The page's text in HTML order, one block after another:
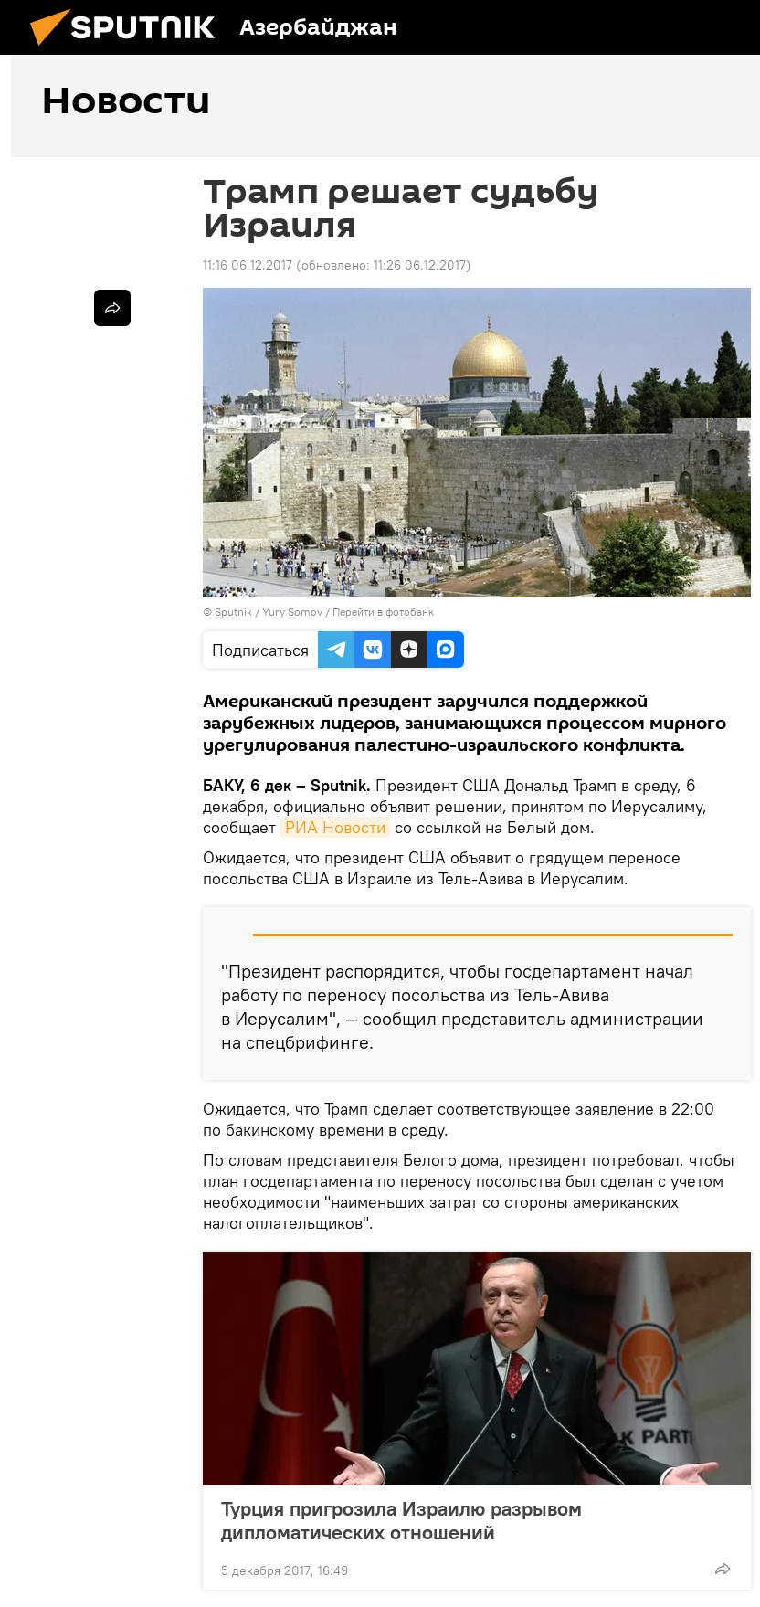
Азербайджан
Новости
Трамп решает судьбу
Израиля
11:16 06.12.2017 (обновлено: 11:26 06.12.2017)
© Sputnik / Yury Somov / Перейти в фотобанк
Подписаться
Американский президент заручился поддержкой
зарубежных лидеров, занимающихся процессом мирного
урегулирования палестино-израильского конфликта.
БАКУ, 6 дек – Sputnik. Президент США Дональд Трамп в среду, 6
декабря, официально объявит решении, принятом по Иерусалиму,
сообщает РИА Новости со ссылкой на Белый дом.
Ожидается, что президент США объявит о грядущем переносе
посольства США в Израиле из Тель-Авива в Иерусалим.
"Президент распорядится, чтобы госдепартамент начал
работу по переносу посольства из Тель-Авива
в Иерусалим", — сообщил представитель администрации
на спецбрифинге.
Ожидается, что Трамп сделает соответствующее заявление в 22:00
по бакинскому времени в среду.
По словам представителя Белого дома, президент потребовал, чтобы
план госдепартамента по переносу посольства был сделан с учетом
необходимости "наименьших затрат со стороны американских
налогоплательщиков".
Турция пригрозила Израилю разрывом
дипломатических отношений
5 декабря 2017, 16:49